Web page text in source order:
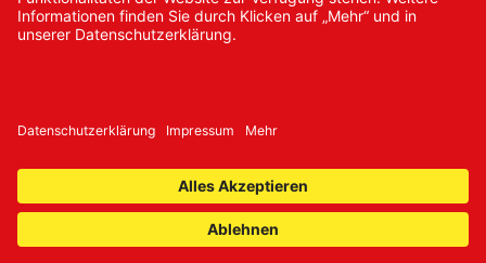
© 2024 Promed Vertriebsgesellschaft mbH | Alle Rechte
* Alle Preise zzgl. gesetzlicher Mehrwertsteuer
Impressum AGB Datenschutz Nachhaltigkeit